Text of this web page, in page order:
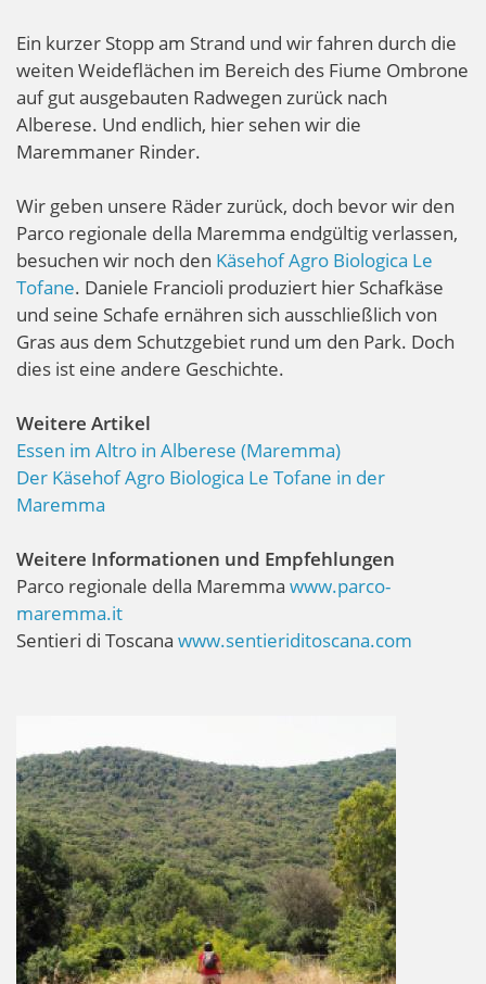
Ein kurzer Stopp am Strand und wir fahren durch die
weiten Weideflächen im Bereich des Fiume Ombrone
auf gut ausgebauten Radwegen zurück nach
Alberese. Und endlich, hier sehen wir die
Maremmaner Rinder.
Wir geben unsere Räder zurück, doch bevor wir den
Parco regionale della Maremma endgültig verlassen,
besuchen wir noch den Käsehof Agro Biologica Le
Tofane. Daniele Francioli produziert hier Schafkäse
und seine Schafe ernähren sich ausschließlich von
Gras aus dem Schutzgebiet rund um den Park. Doch
dies ist eine andere Geschichte.
Weitere Artikel
Essen im Altro in Alberese (Maremma)
Der Käsehof Agro Biologica Le Tofane in der
Maremma
Weitere Informationen und Empfehlungen
Parco regionale della Maremma www.parco-
maremma.it
Sentieri di Toscana www.sentieriditoscana.com